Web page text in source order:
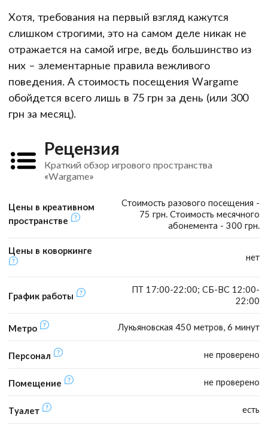
Хотя, требования на первый взгляд кажутся
слишком строгими, это на самом деле никак не
отражается на самой игре, ведь большинство из
них – элементарные правила вежливого
поведения. А стоимость посещения Wargame
обойдется всего лишь в 75 грн за день (или 300
грн за месяц).
Рецензия
Краткий обзор игрового пространства
«Wargame»
Цены в креативном
пространстве
Стоимость разового посещения -
75 грн. Стоимость месячного
абонемента - 300 грн.
Цены в коворкинге
нет
График работы
ПТ 17:00-22:00; СБ-ВС 12:00-
22:00
Метро Лукьяновская 450 метров, 6 минут
Персонал не проверено
Помещение не проверено
Туалет есть